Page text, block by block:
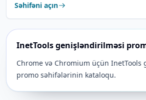
Səhifəni açın
InetTools genişləndirilməsi
Chrome və Chromium üçün
promo səhifələrinin kataloqu.